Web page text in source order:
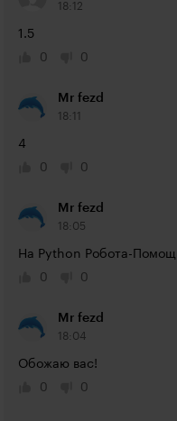
18:12
1.5
0
0
Mr fezd
18:11
4
0
0
Mr fezd
18:05
На Python Робота-
0
0
Mr fezd
18:04
Обожаю вас!
0
0